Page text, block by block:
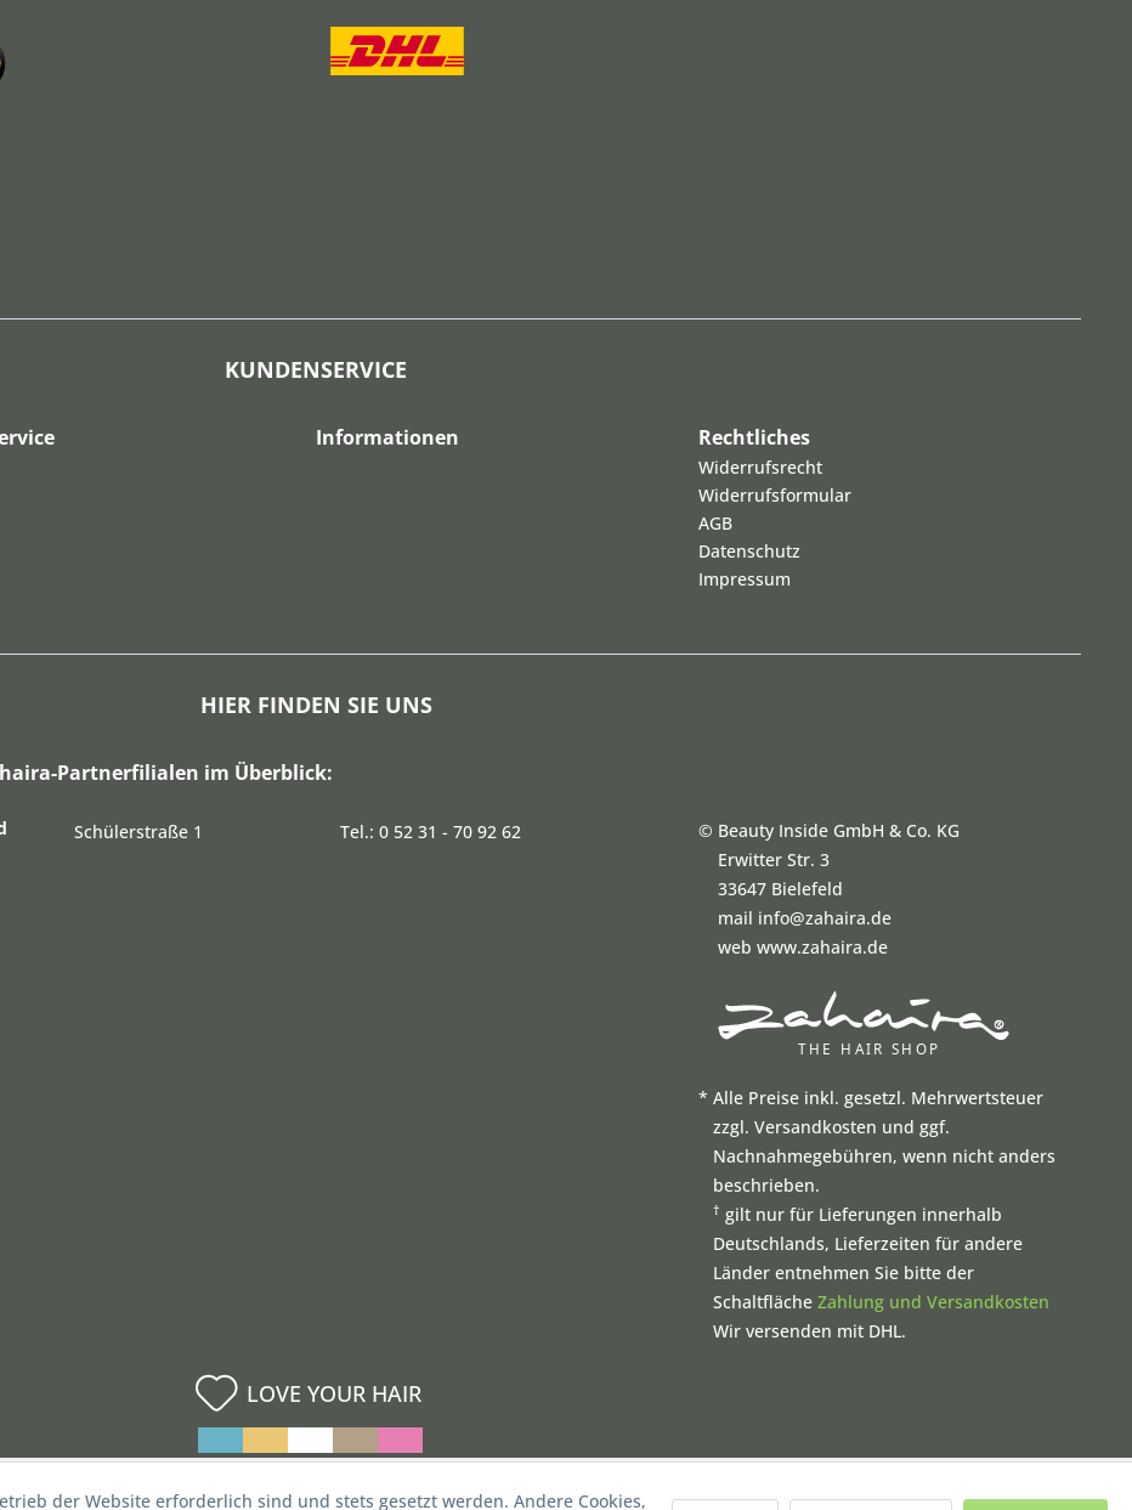
KUNDENSERVICE
Informationen Rechtliches
Widerrufsrecht
Widerrufsformular
AGB
Datenschutz
Impressum
HIER FINDEN SIE UNS
Partnerfilialen im Überblick:
Schülerstraße 1 Tel.: 0 52 31 - 70 92 62 © Beauty Inside GmbH & Co. KG
Erwitter Str. 3
33647 Bielefeld
mail info@zahaira.de
web www.zahaira.de
* Alle Preise inkl. gesetzl. Mehrwertsteuer
zzgl. Versandkosten und ggf.
Nachnahmegebühren, wenn nicht anders
beschrieben.
† gilt nur für Lieferungen innerhalb
Deutschlands, Lieferzeiten für andere
Länder entnehmen Sie bitte der
Schaltfläche Zahlung und Versandkosten
Wir versenden mit DHL.
LOVE YOUR HAIR
der Website erforderlich sind und stets gesetzt werden. Andere Cookies,